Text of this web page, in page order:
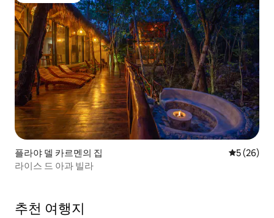
플라야 델 카르멘의 집 평점 5점(5
5 (26)
라이스 드 아과 빌라
추천 여행지